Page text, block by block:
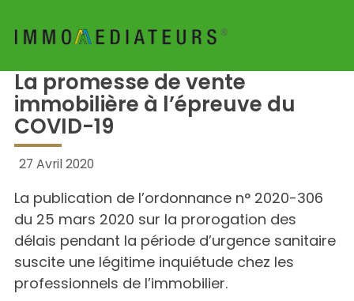
La promesse de vente
immobilière à l’épreuve du
COVID-19
27 Avril 2020
La publication de l’ordonnance n° 2020-306
du 25 mars 2020 sur la prorogation des
délais pendant la période d’urgence sanitaire
suscite une légitime inquiétude chez les
professionnels de l’immobilier.